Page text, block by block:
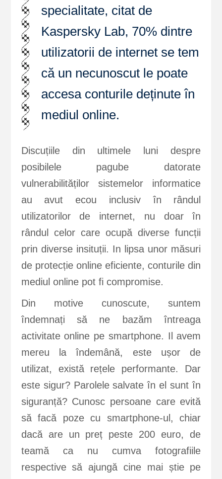
specialitate, citat de
Kaspersky Lab, 70% dintre
utilizatorii de internet se tem
că un necunoscut le poate
accesa conturile deținute în
mediul online.
Discuțiile din ultimele luni despre
posibilele pagube datorate
vulnerabilităților sistemelor informatice
au avut ecou inclusiv în rândul
utilizatorilor de internet, nu doar în
rândul celor care ocupă diverse funcții
prin diverse insituții. In lipsa unor măsuri
de protecție online eficiente, conturile din
mediul online pot fi compromise.
Din motive cunoscute, suntem
îndemnați să ne bazăm întreaga
activitate online pe smartphone. Il avem
mereu la îndemână, este ușor de
utilizat, există rețele performante. Dar
este sigur? Parolele salvate în el sunt în
siguranță? Cunosc persoane care evită
să facă poze cu smartphone-ul, chiar
dacă are un preț peste 200 euro, de
teamă ca nu cumva fotografiile
respective să ajungă cine mai știe pe